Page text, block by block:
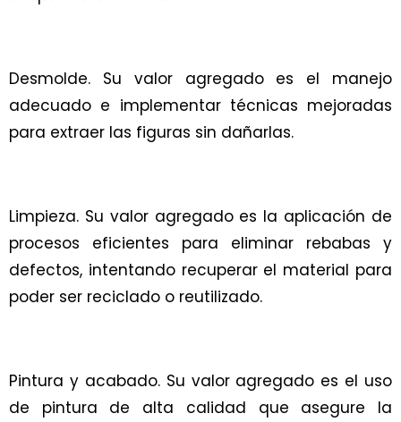
Desmolde. Su valor agregado es el manejo
adecuado e implementar técnicas mejoradas
para extraer las figuras sin dañarlas.
Limpieza. Su valor agregado es la aplicación de
procesos eficientes para eliminar rebabas y
defectos, intentando recuperar el material para
poder ser reciclado o reutilizado.
Pintura y acabado. Su valor agregado es el uso
de pintura de alta calidad que asegure la